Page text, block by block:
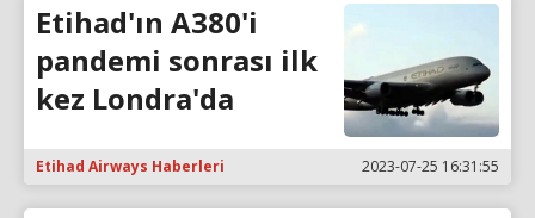
Etihad'ın A380'i
pandemi sonrası ilk
kez Londra'da
Etihad Airways Haberleri 2023-07-25 16:31:55